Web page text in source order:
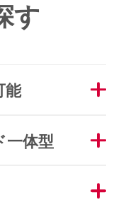
す
能
一体型